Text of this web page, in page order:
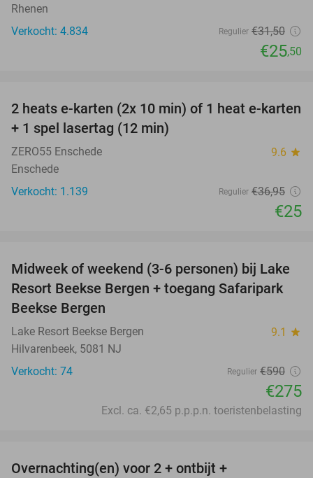
Rhenen
Verkocht: 4.834
Regulier €31,50
€25,50
32%
2 heats e-karten (2x 10 min) of 1 heat e-karten
+ 1 spel lasertag (12 min)
ZERO55 Enschede 9.6 star
Enschede
Verkocht: 1.139
Regulier €36,95
€25
53%
Midweek of weekend (3-6 personen) bij Lake
Resort Beekse Bergen + toegang Safaripark
Beekse Bergen
Lake Resort Beekse Bergen 9.1 star
Hilvarenbeek, 5081 NJ
Verkocht: 74
Regulier €590
€275
Excl. ca. €2,65 p.p.p.n. toeristenbelasting
Overnachting(en) voor 2 + ontbijt +